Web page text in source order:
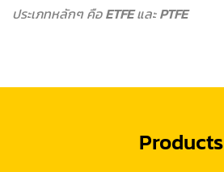
ประเภทหลักๆ คือETFEและPTFE
Products